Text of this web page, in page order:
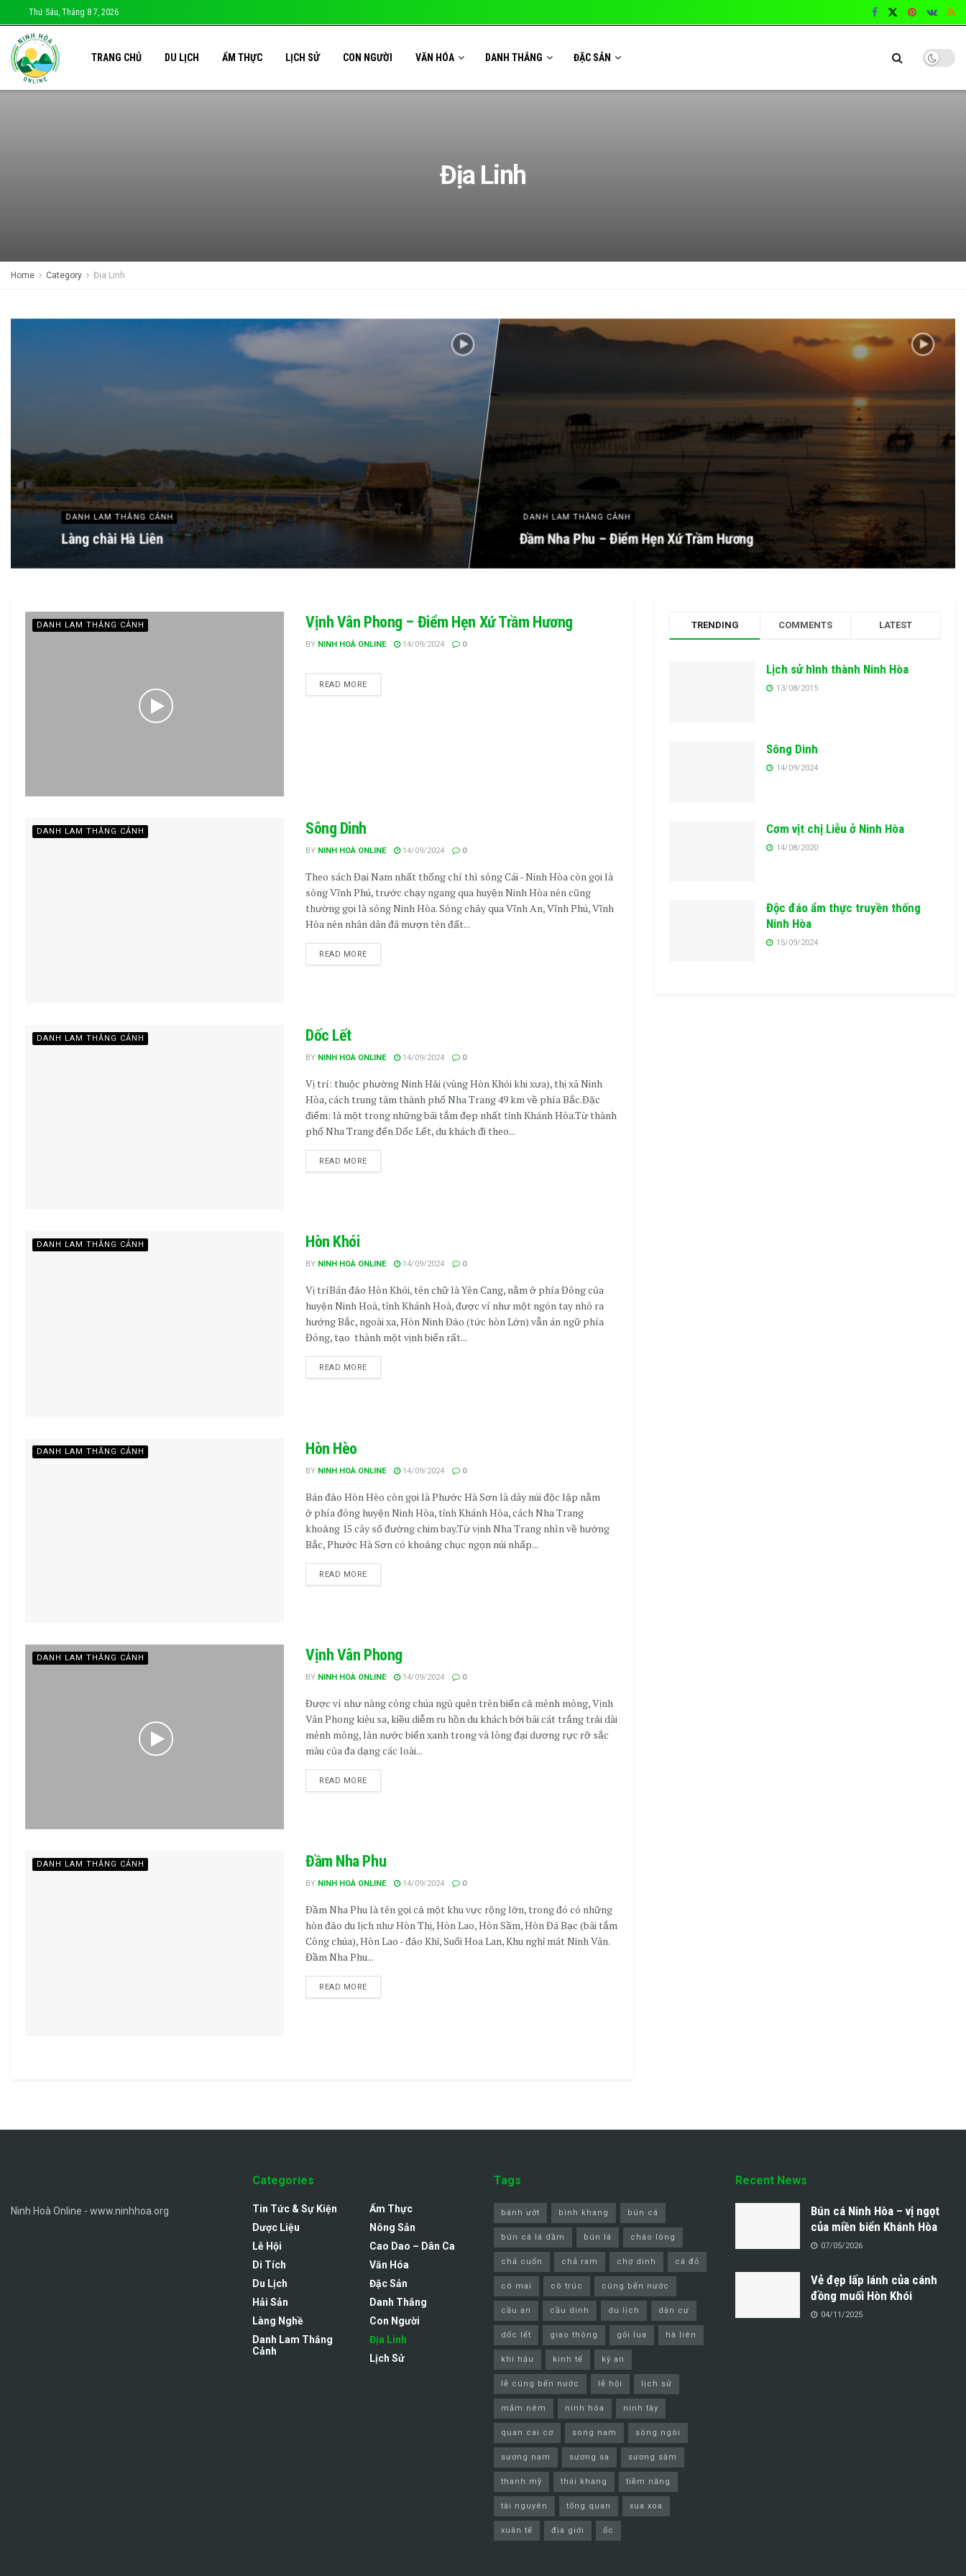
Thứ Sáu, Tháng 8 7, 2026
TRANG CHỦ DU LỊCH ẨM THỰC LỊCH SỬ CON NGƯỜI VĂN HÓA DANH THẮNG ĐẶC SẢN
Địa Linh
Home Category Địa Linh
DANH LAM THẮNG CẢNH
Làng chài Hà Liên
DANH LAM THẮNG CẢNH
Đầm Nha Phu – Điểm Hẹn Xứ Trầm Hương
DANH LAM THẮNG CẢNH Vịnh Vân Phong – Điểm Hẹn Xứ Trầm Hương
BY NINH HOÀ ONLINE 14/09/2024 0
READ MORE
DANH LAM THẮNG CẢNH Sông Dinh
BY NINH HOÀ ONLINE 14/09/2024 0
Theo sách Đại Nam nhất thống chí thì sông Cái - Ninh Hòa còn gọi là
sông Vĩnh Phú, trước chạy ngang qua huyện Ninh Hòa nên cũng
thường gọi là sông Ninh Hòa. Sông chảy qua Vĩnh An, Vĩnh Phú, Vĩnh
Hòa nên nhân dân đã mượn tên đất...
READ MORE
DANH LAM THẮNG CẢNH Dốc Lết
BY NINH HOÀ ONLINE 14/09/2024 0
Vị trí: thuộc phường Ninh Hải (vùng Hòn Khói khi xưa), thị xã Ninh
Hòa, cách trung tâm thành phố Nha Trang 49 km về phía Bắc.Đặc
điểm: là một trong những bãi tắm đẹp nhất tỉnh Khánh Hòa.Từ thành
phố Nha Trang đến Dốc Lết, du khách đi theo...
READ MORE
DANH LAM THẮNG CẢNH Hòn Khói
BY NINH HOÀ ONLINE 14/09/2024 0
Vị tríBán đảo Hòn Khói, tên chữ là Yên Cang, nằm ở phía Đông của
huyện Ninh Hoà, tỉnh Khánh Hoà, được ví như một ngón tay nhô ra
hướng Bắc, ngoài xa, Hòn Ninh Đảo (tức hòn Lớn) vẫn án ngữ phía
Đông, tạo thành một vịnh biển rất...
READ MORE
DANH LAM THẮNG CẢNH Hòn Hèo
BY NINH HOÀ ONLINE 14/09/2024 0
Bán đảo Hòn Hèo còn gọi là Phước Hà Sơn là dãy núi độc lập nằm
ở phía đông huyện Ninh Hòa, tỉnh Khánh Hòa, cách Nha Trang
khoảng 15 cây số đường chim bay.Từ vịnh Nha Trang nhìn về hướng
Bắc, Phước Hà Sơn có khoảng chục ngọn núi nhấp...
READ MORE
DANH LAM THẮNG CẢNH Vịnh Vân Phong
BY NINH HOÀ ONLINE 14/09/2024 0
Được ví như nàng công chúa ngủ quên trên biển cả mênh mông, Vịnh
Vân Phong kiêu sa, kiều diễm ru hồn du khách bởi bãi cát trắng trải dài
mênh mông, làn nước biển xanh trong và lòng đại dương rực rỡ sắc
màu của đa dạng các loài...
READ MORE
DANH LAM THẮNG CẢNH Đầm Nha Phu
BY NINH HOÀ ONLINE 14/09/2024 0
Ðầm Nha Phu là tên gọi cả một khu vực rộng lớn, trong đó có những
hòn đảo du lịch như Hòn Thị, Hòn Lao, Hòn Sầm, Hòn Đá Bạc (bãi tắm
Công chúa), Hòn Lao - đảo Khỉ, Suối Hoa Lan, Khu nghỉ mát Ninh Vân.
Đầm Nha Phu...
READ MORE
TRENDING COMMENTS LATEST
Lịch sử hình thành Ninh Hòa
13/08/2015
Sông Dinh
14/09/2024
Cơm vịt chị Liễu ở Ninh Hòa
14/08/2020
Độc đáo ẩm thực truyền thống
Ninh Hòa
15/09/2024
Ninh Hoà Online - www.ninhhoa.org
Categories
Tin Tức & Sự Kiện
Dược Liệu
Lễ Hội
Di Tích
Du Lịch
Hải Sản
Làng Nghề
Danh Lam Thắng
Cảnh
Ẩm Thực
Nông Sản
Cao Dao – Dân Ca
Văn Hóa
Đặc Sản
Danh Thắng
Con Người
Địa Linh
Lịch Sử
Tags
bánh ướt bình khang bún cá
bún cá lá dầm bún lá cháo lòng
chả cuốn chả ram chợ dinh cá đỏ
cô mai cô trúc cúng bến nước
cầu an cầu dinh du lịch dân cư
dốc lết giao thông gỏi lua hà liên
khí hậu kinh tế kỳ an
lễ cúng bến nước lễ hội lịch sử
mắm nêm ninh hòa ninh tây
quan cai cơ song nam sông ngòi
sương nam sương sa sương sâm
thanh mỹ thái khang tiềm năng
tài nguyên tổng quan xua xoa
xuân tế địa giới ốc
Recent News
Bún cá Ninh Hòa – vị ngọt
của miền biển Khánh Hòa
07/05/2026
Vẻ đẹp lấp lánh của cánh
đồng muối Hòn Khói
04/11/2025